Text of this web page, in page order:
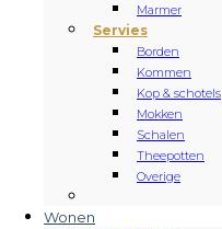
Marmer
Servies
Borden
Kommen
Kop & schotels
Mokken
Schalen
Theepotten
Overige
Wonen